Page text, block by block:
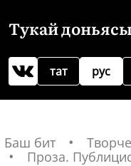
Тукай доньясы
рус
тат
Баш бит
Проза.